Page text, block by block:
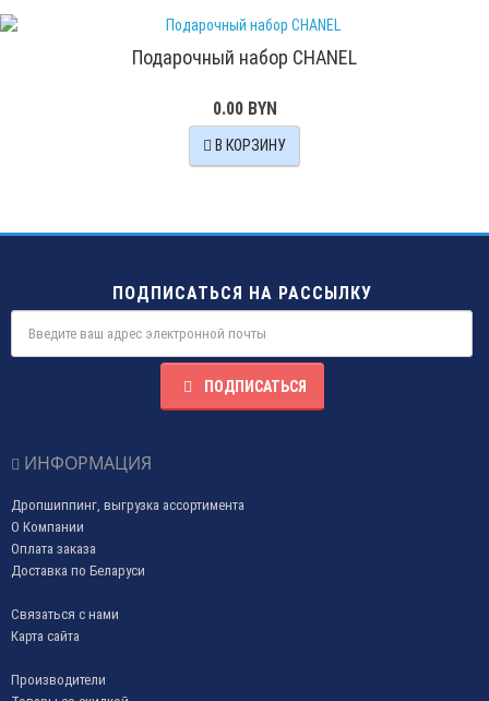
Подарочный набор CHANEL
0.00 BYN
В КОРЗИНУ
ПОДПИСАТЬСЯ НА РАССЫЛКУ
ПОДПИСАТЬСЯ
ИНФОРМАЦИЯ
Дропшиппинг, выгрузка ассортимента
О Компании
Оплата заказа
Доставка по Беларуси
Связаться с нами
Карта сайта
Производители